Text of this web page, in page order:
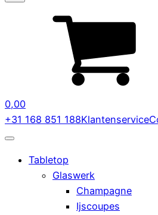
0,00
+31 168 851 188Klantenservice
Tabletop
Glaswerk
Champagne
Ijscoupes